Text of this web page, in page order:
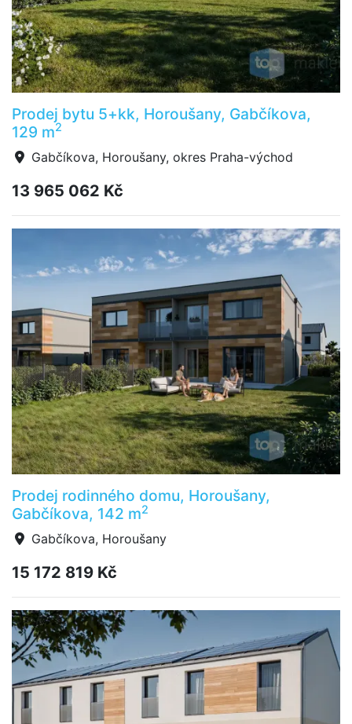
Prodej bytu 5+kk, Horoušany, Gabčíkova,
129 m2
Gabčíkova, Horoušany, okres Praha-východ
13 965 062 Kč
Prodej rodinného domu, Horoušany,
Gabčíkova, 142 m2
Gabčíkova, Horoušany
15 172 819 Kč